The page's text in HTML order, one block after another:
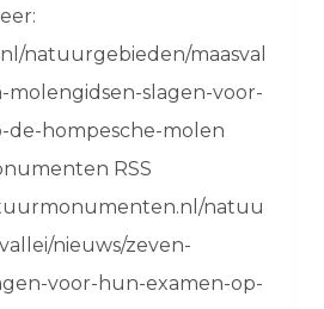
natuurgebieden/maasval
molengidsen-slagen-voor-
de-hompesche-molen
RSS
natuu
nieuws/zeven-
voor-hun-examen-op-